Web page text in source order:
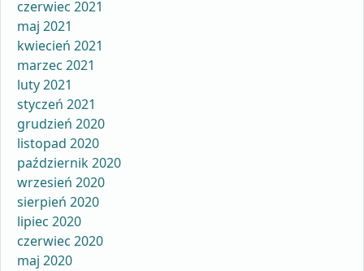
czerwiec 2021
maj 2021
kwiecień 2021
marzec 2021
luty 2021
styczeń 2021
grudzień 2020
listopad 2020
październik 2020
wrzesień 2020
sierpień 2020
lipiec 2020
czerwiec 2020
maj 2020